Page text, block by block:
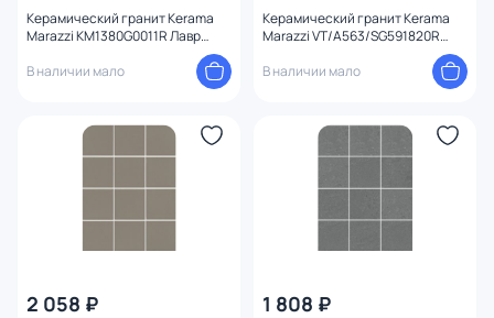
Керамический гранит Kerama
Marazzi KM1380G0011R Лавр
13x80x0,9
В наличии мало
Керамический гранит Kerama
Marazzi VT/A563/SG591820R
Ковер Венера матовый обрезной
119,5х238,5х0,9
В наличии мало
2 058 ₽ 1 808 ₽